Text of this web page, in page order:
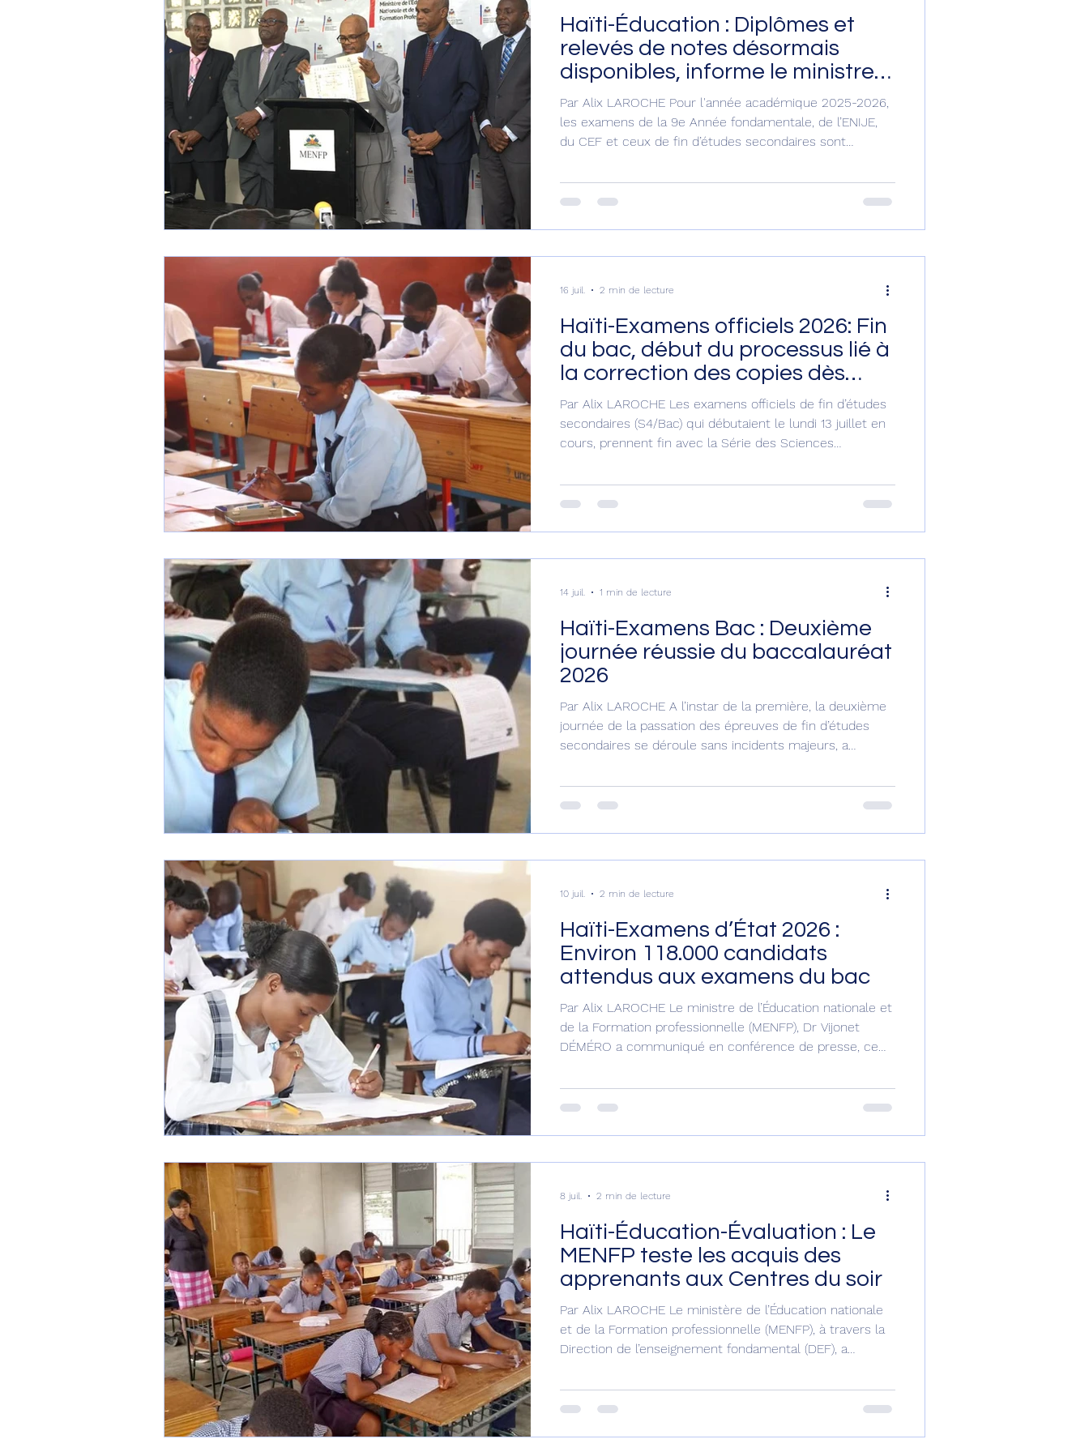
Haïti-Éducation : Diplômes et
relevés de notes désormais
disponibles, informe le ministre
Déméro
Par Alix LAROCHE Pour l'année académique 2025-2026,
les examens de la 9e Année fondamentale, de l’ENIJE,
du CEF et ceux de fin d’études secondaires sont
correction des copies et de proclamation des résultats
sous peu. Le service responsable de la délivrance de
ministre de l’Éducation nationale et de la Formation profe
Haïti-Examens officiels 2026: Fin
du bac, début du processus lié à
la correction des copies dès
lundi
Par Alix LAROCHE Les examens officiels de fin d’études
secondaires (S4/Bac) qui débutaient le lundi 13 juillet en
cours, prennent fin avec la Série des Sciences
marquant la 4ème et la dernière journée de la passation
des épreuves qui se déroulent sans incidents majeurs,
professionnelle, y compris les candidats ont dég
16 juil. 2 min de lecture
Haïti-Examens Bac : Deuxième
journée réussie du baccalauréat
2026
Par Alix LAROCHE A l’instar de la première, la deuxième
journée de la passation des épreuves de fin d’études
secondaires se déroule sans incidents majeurs, a
général des dix (10) Directions départementales
d’éducation (CGDDE) au ministère de l’Éducation
accompagné du directeur général du ministère, Osny
14 juil. 1 min de lecture
Haïti-Examens d’État 2026 :
Environ 118.000 candidats
attendus aux examens du bac
Par Alix LAROCHE Le ministre de l’Éducation nationale et
de la Formation professionnelle (MENFP), Dr Vijonet
DÉMÉRO a communiqué en conférence de presse, ce
participeront aux examens du baccalauréat devant se
tenir du lundi 13 au jeudi 16 juillet en cours. Ils sont au
candidats recalés et 874 candidats de la ph
10 juil. 2 min de lecture
Haïti-Éducation-Évaluation : Le
MENFP teste les acquis des
apprenants aux Centres du soir
Par Alix LAROCHE Le ministère de l’Éducation nationale
et de la Formation professionnelle (MENFP), à travers la
Direction de l’enseignement fondamental (DEF), a
à l’intention des apprenants des Centres du soir, afin
d’évaluer les compétences réelles installées chez eux, a
8 juil. 2 min de lecture